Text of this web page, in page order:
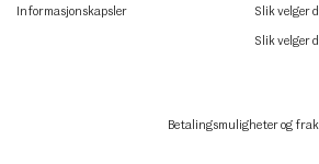
Informasjonskapsler Slik velger
Slik velger
Betalingsmuligheter og